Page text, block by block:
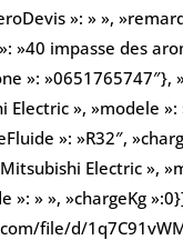
»: » »,
»40 impasse des
»:
», »modele »:
»: »R32″,
Electric »,
»: » », »chargeKg
file/d/